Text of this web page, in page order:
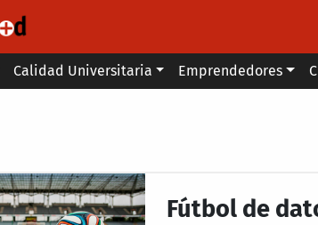
Calidad Universitaria Emprendedores
Fútbol de